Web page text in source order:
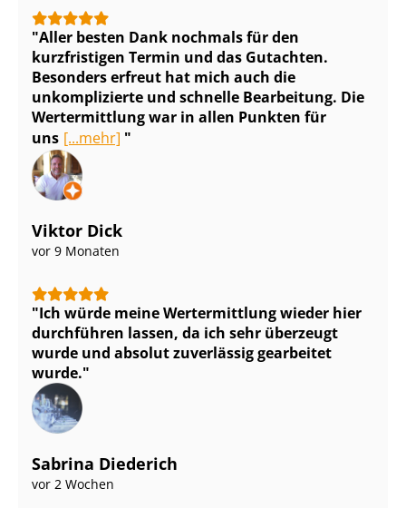
Aller besten Dank nochmals für den
kurzfristigen Termin und das Gutachten.
Besonders erfreut hat mich auch die
unkomplizierte und schnelle Bearbeitung. Die
Wertermittlung war in allen Punkten für
uns [...mehr]
Viktor Dick
vor 9 Monaten
Ich würde meine Wertermittlung wieder hier
durchführen lassen, da ich sehr überzeugt
wurde und absolut zuverlässig gearbeitet
wurde.
Sabrina Diederich
vor 2 Wochen